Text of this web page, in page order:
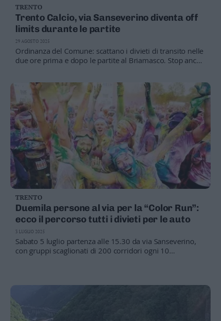
Business
Wire
Territori
Trento
Rovereto
Riva
Arco
Basso
Sarca
–
Ledro
Lavis
–
Rotaliana
Valle
dei
Valsugana
Primiero
Fiemme
TRENTO
Trento Calcio, via Sanseverino diventa off
limits durante le partite
Ordinanza del Comune: scattano i divieti di transito nelle
due ore prima e dopo le partite al Briamasco. Stop anche
agonistica
29 AGOSTO 2025
TRENTO
Duemila persone al via per la “Color Run”:
ecco il percorso tutti i divieti per le auto
Sabato 5 luglio partenza alle 15.30 da via Sanseverino,
con gruppi scaglionati di 200 corridori ogni 10
3 LUGLIO 2025